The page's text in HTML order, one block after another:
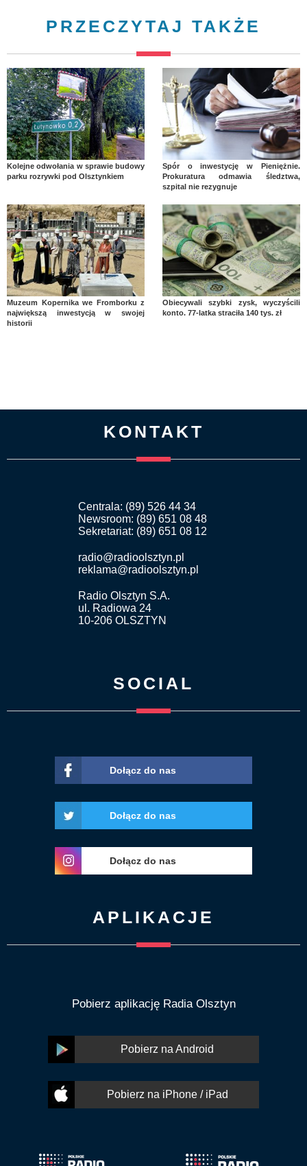
PRZECZYTAJ TAKŻE
Kolejne odwołania w sprawie budowy
parku rozrywki pod Olsztynkiem
Spór o inwestycję w Pieniężnie.
Prokuratura odmawia śledztwa,
szpital nie rezygnuje
Muzeum Kopernika we Fromborku z
największą inwestycją w swojej
historii
Obiecywali szybki zysk, wyczyścili
konto. 77-latka straciła 140 tys. zł
KONTAKT
Centrala: (89) 526 44 34
Newsroom: (89) 651 08 48
Sekretariat: (89) 651 08 12
radio@radioolsztyn.pl
reklama@radioolsztyn.pl
Radio Olsztyn S.A.
ul. Radiowa 24
10-206 OLSZTYN
SOCIAL
Dołącz do nas
Dołącz do nas
Dołącz do nas
APLIKACJE
Pobierz aplikację Radia Olsztyn
Pobierz na Android
Pobierz na iPhone / iPad